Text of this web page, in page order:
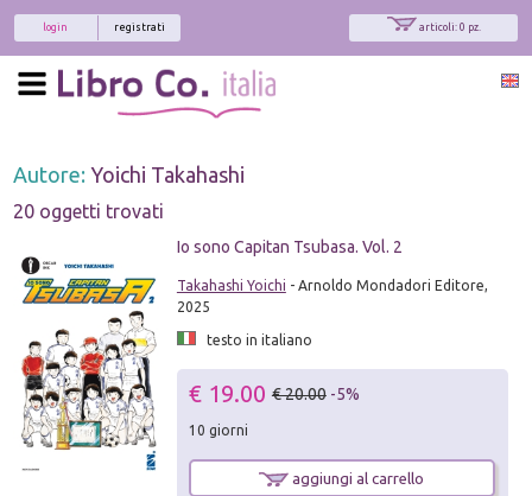
articoli: 0 pz.
registrati
login
Autore:Yoichi Takahashi
20 oggetti trovati
Io sono Capitan Tsubasa. Vol. 2
Takahashi Yoichi - Arnoldo Mondadori Editore,
2025
testo in italiano
€ 19.00 € 20.00 -5%
10 giorni
aggiungi al carrello